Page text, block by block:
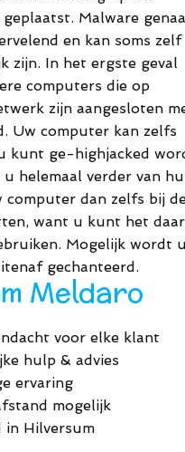
Malware
en kan soms zelf
zijn. In het ergste geval
computers die op
zijn aangesloten
Uw computer kan zelfs
kunt ge-highjacked
helemaal verder van
computer dan zelfs bij
want u kunt het
Mogelijk wordt u
gechanteerd.
Meldaro
voor elke klant
hulp & advies
ervaring
mogelijk
in Hilversum